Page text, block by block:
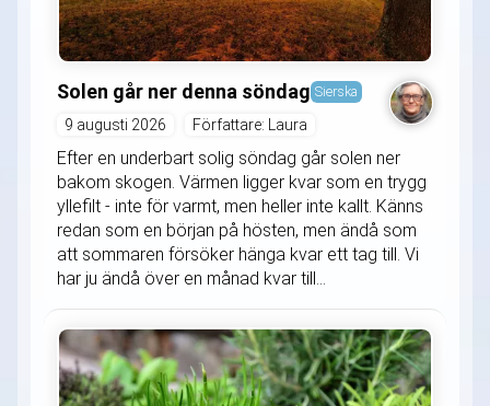
Solen går ner denna söndag Sierska
9 augusti 2026 Författare: Laura
Efter en underbart solig söndag går solen ner
bakom skogen. Värmen ligger kvar som en trygg
yllefilt - inte för varmt, men heller inte kallt. Känns
redan som en början på hösten, men ändå som
att sommaren försöker hänga kvar ett tag till. Vi
har ju ändå över en månad kvar till...